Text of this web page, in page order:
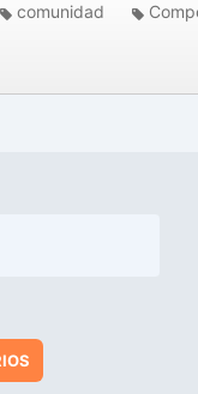
comunidad